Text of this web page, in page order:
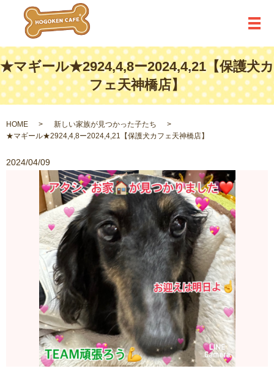
メ
★マギール★2924,4,8ー2024,4,21【保護犬カ
フェ天神橋店】
HOME
新しい家族が見つかった子たち
★マギール★2924,4,8ー2024,4,21【保護犬カフェ天神橋店】
2024/04/09